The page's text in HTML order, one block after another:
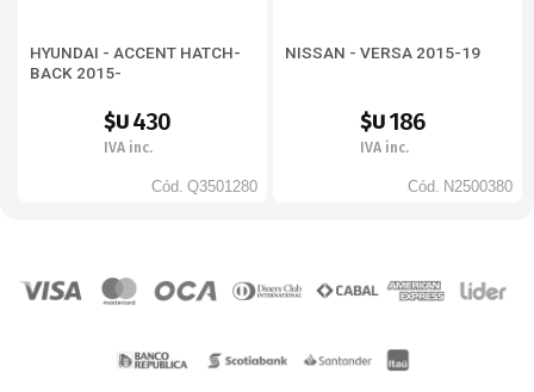
HYUNDAI - ACCENT HATCH-
BACK 2015-
$U 430
IVA inc.
Cód. Q3501280
NISSAN - VERSA 2015-19
$U 186
IVA inc.
Cód. N2500380